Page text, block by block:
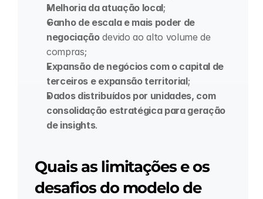
Melhoria da atuação local;
Ganho de escala e mais poder de
negociação devido ao alto volume de
compras;
Expansão de negócios com o capital de
terceiros e expansão territorial;
Dados distribuídos por unidades, com
consolidação estratégica para geração
de insights.
Quais as limitações e os
desafios do modelo de